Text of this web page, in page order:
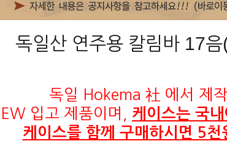
독일산 연주용 칼림바 17
독일 Hokema 社 에서 제
입고 제품이며, 케이스는 국
케이스를 함께 구매하시면 5천